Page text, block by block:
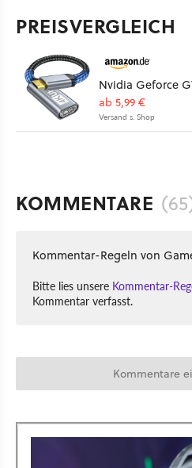
PREISVERGLEICH
Nvidia Geforce
ab 5,99 €
Versand s. Shop
KOMMENTARE
Kommentar-Regeln von
Bitte lies unsere Kommentar-
Kommentar verfasst.
Kommentare